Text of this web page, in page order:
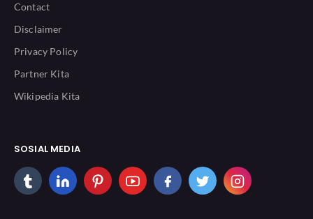
Contact
Disclaimer
Privacy Policy
Partner Kita
Wikipedia Kita
SOSIAL MEDIA